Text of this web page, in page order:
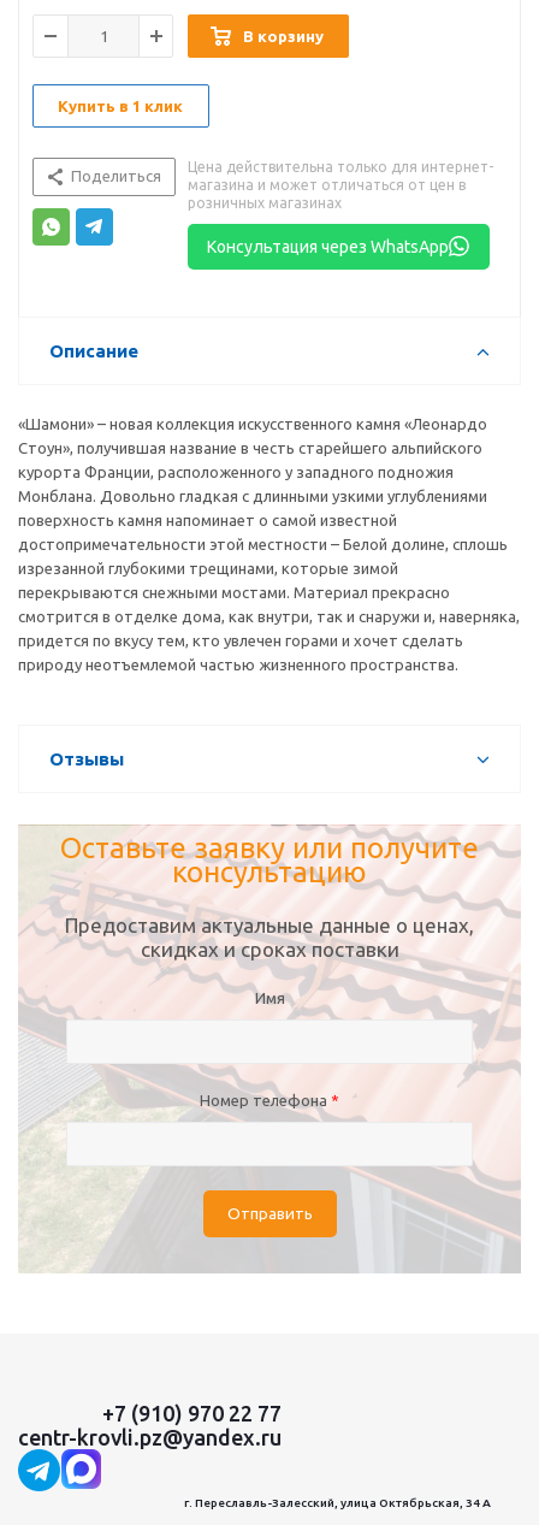
В корзину
Купить в 1 клик
Поделиться
Цена действительна только для интернет-
магазина и может отличаться от цен в
розничных магазинах
Консультация через WhatsApp
Описание
«Шамони» – новая коллекция искусственного камня «Леонардо
Стоун», получившая название в честь старейшего альпийского
курорта Франции, расположенного у западного подножия
Монблана. Довольно гладкая с длинными узкими углублениями
поверхность камня напоминает о самой известной
достопримечательности этой местности – Белой долине, сплошь
изрезанной глубокими трещинами, которые зимой
перекрываются снежными мостами. Материал прекрасно
смотрится в отделке дома, как внутри, так и снаружи и, наверняка,
придется по вкусу тем, кто увлечен горами и хочет сделать
природу неотъемлемой частью жизненного пространства.
Отзывы
Оставьте заявку или получите
консультацию
Предоставим актуальные данные о ценах,
скидках и сроках поставки
Имя
Номер телефона *
Отправить
+7 (910) 970 22 77
centr-krovli.pz@yandex.ru
г. Переславль-Залесский, улица Октябрьская, 34 А